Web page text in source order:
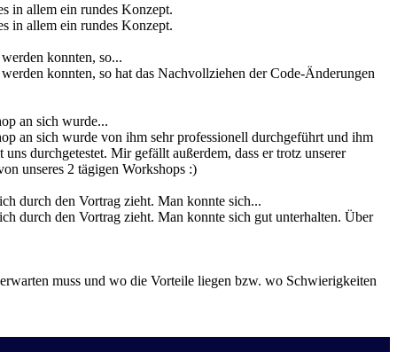
in allem ein rundes Konzept.
in allem ein rundes Konzept.
konnten, so...
konnten, so hat das Nachvollziehen der Code-Änderungen
an sich wurde...
an sich wurde von ihm sehr professionell durchgeführt und ihm
durchgetestet. Mir gefällt außerdem, dass er trotz unserer
unseres 2 tägigen Workshops :)
durch den Vortrag zieht. Man konnte sich...
durch den Vortrag zieht. Man konnte sich gut unterhalten. Über
muss und wo die Vorteile liegen bzw. wo Schwierigkeiten